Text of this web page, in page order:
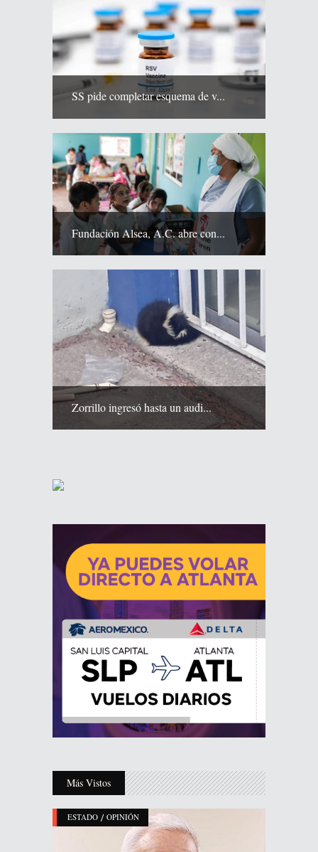
SS pide completar esquema de v...
Fundación Alsea, A.C. abre con...
Zorrillo ingresó hasta un audi...
Más Vistos
ESTADO / OPINIÓN